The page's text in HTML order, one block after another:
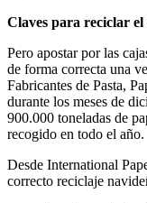
Claves para reciclar
Pero apostar por las
de forma correcta una
Fabricantes de Pasta,
durante los meses de
900.000 toneladas de
recogido en todo el año.
Desde International
correcto reciclaje